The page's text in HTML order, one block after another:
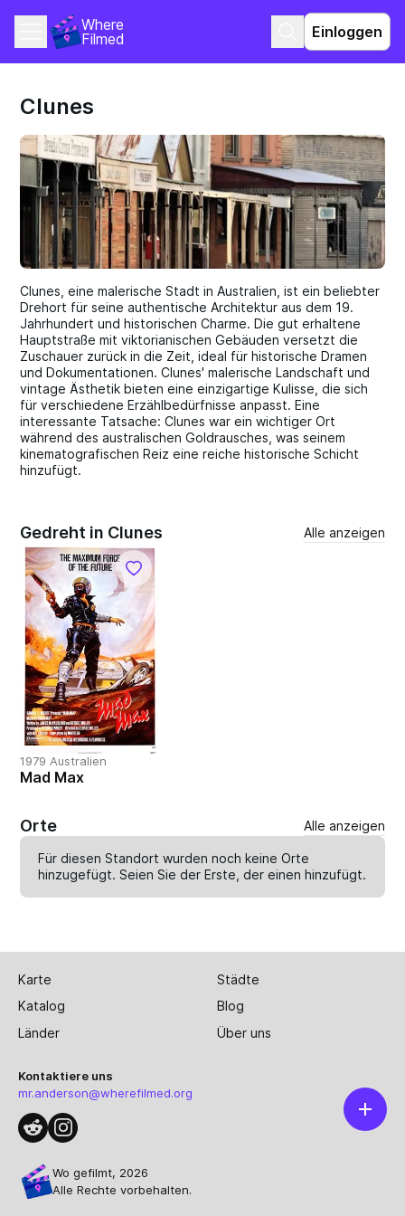
Where
Filmed
Einloggen
Clunes
Clunes, eine malerische Stadt in Australien, ist ein beliebter
Drehort für seine authentische Architektur aus dem 19.
Jahrhundert und historischen Charme. Die gut erhaltene
Hauptstraße mit viktorianischen Gebäuden versetzt die
Zuschauer zurück in die Zeit, ideal für historische Dramen
und Dokumentationen. Clunes' malerische Landschaft und
vintage Ästhetik bieten eine einzigartige Kulisse, die sich
für verschiedene Erzählbedürfnisse anpasst. Eine
interessante Tatsache: Clunes war ein wichtiger Ort
während des australischen Goldrausches, was seinem
kinematografischen Reiz eine reiche historische Schicht
hinzufügt.
Gedreht in Clunes Alle anzeigen
1979 Australien
Mad Max
Orte Alle anzeigen
Für diesen Standort wurden noch keine Orte
hinzugefügt. Seien Sie der Erste, der einenhinzufügt.
Karte
Städte
Katalog
Blog
Länder
Über uns
Kontaktiere uns
mr.anderson@wherefilmed.org
Wo gefilmt, 2026
Alle Rechte vorbehalten.